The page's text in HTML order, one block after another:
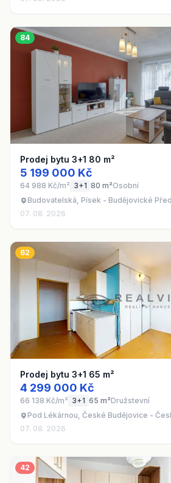
84
Prodej bytu 3+1 80 m²
5 199 000 Kč
64 988 Kč/m² 3+1 80 m²Osobní
Budovatelská, Písek - Budějovické
07. 08. 2026
62
Prodej bytu 3+1 65 m²
4 299 000 Kč
66 138 Kč/m² 3+1 65 m²Družstevní
Pod Lékárnou, České Budějovice -
07. 08. 2026
42